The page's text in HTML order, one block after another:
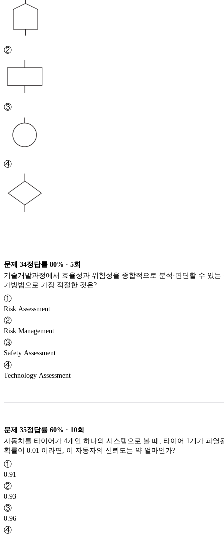
②
③
④
문제 34정답률 80% · 5회
기술개발과정에서 효율성과 위험성을 종합적으로 분석·판단할 수 있는
가방법으로 가장 적절한 것은?
①
Risk Assessment
②
Risk Management
③
Safety Assessment
④
Technology Assessment
문제 35정답률 60% · 10회
자동차를 타이어가 4개인 하나의 시스템으로 볼 때, 타이어 1개가 파열
확률이 0.01 이라면, 이 자동자의 신뢰도는 약 얼마인가?
①
0.91
②
0.93
③
0.96
④